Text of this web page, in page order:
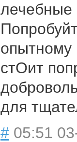
лечебные
опытному
стОит
для
# 05:51